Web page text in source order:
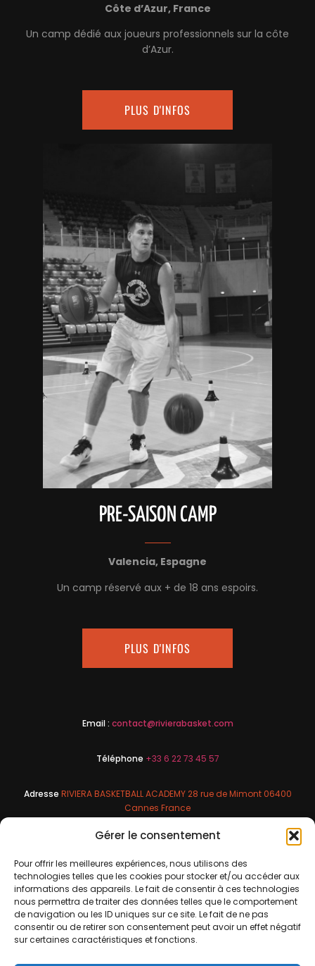
Gérer le consentement
Pour offrir les meilleures expériences, nous utilisons des
technologies telles que les cookies pour stocker et/ou accéder aux
informations des appareils. Le fait de consentir à ces technologies
nous permettra de traiter des données telles que le comportement
de navigation ou les ID uniques sur ce site. Le fait de ne pas
consentir ou de retirer son consentement peut avoir un effet négatif
sur certaines caractéristiques et fonctions.
Côte d’Azur, France
Un camp dédié aux joueurs professionnels sur la côte
d’Azur.
PLUS D'INFOS
PRE-SAISON CAMP
Valencia, Espagne
Un camp réservé aux + de 18 ans espoirs.
PLUS D'INFOS
Email : contact@rivierabasket.com
Téléphone +33 6 22 73 45 57
Adresse RIVIERA BASKETBALL ACADEMY 28 rue de Mimont 06400
Cannes France